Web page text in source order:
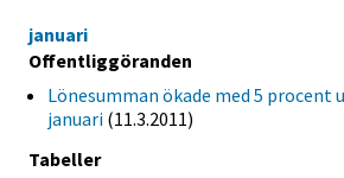
januari
Offentliggöranden
Lönesumman ökade med 5 procent
januari (11.3.2011)
Tabeller